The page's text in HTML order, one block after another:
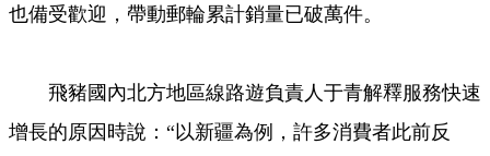
也備受歡迎，帶動郵輪累計銷量已破萬件。
飛豬國內北方地區線路遊負責人于青解釋服務快速
增長的原因時說：“以新疆為例，許多消費者此前反